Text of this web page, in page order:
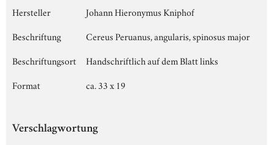
Hersteller
Johann Hieronymus Kniphof
Beschriftung
Cereus Peruanus, angularis, spinosus major
Beschriftungsort
Handschriftlich auf dem Blatt links
Format
ca. 33 x 19
Verschlagwortung